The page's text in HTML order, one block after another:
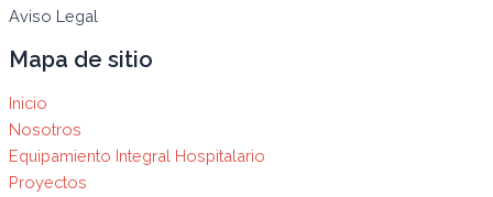
Aviso Legal
Mapa de sitio
Inicio
Nosotros
Equipamiento Integral Hospitalario
Proyectos